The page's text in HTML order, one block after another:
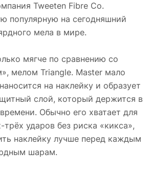
Tweeten Fibre Co.
популярную на сегодняшний
мела в мире.
мягче по сравнению со
мелом Triangle. Master мало
на наклейку и образует
слой, который держится в
Обычно его хватает для
ударов без риска «кикса»,
наклейку лучше перед каждым
шарам.